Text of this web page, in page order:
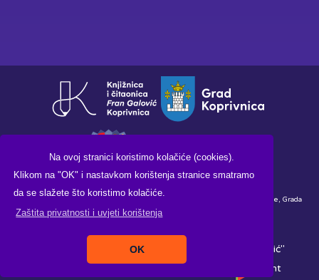
Na ovoj stranici koristimo kolačiće (cookies).
Klikom na "OK" i nastavkom korištenja stranice smatramo
da se slažete što koristimo kolačiće.
Zaštita privatnosti i uvjeti korištenja
OK
Financirano sredstvima Ministarstva kulture i medija Republike Hrvatske, Grada
Koprivnice i Knjižnice i čitaonice "Fran Galović" Koprivnica.
Copyright ©2026. Knjižnica i čitaonica "Fran Galović"
Pikant